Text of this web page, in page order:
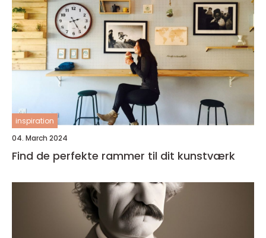
inspiration
04. March 2024
Find de perfekte rammer til dit kunstværk